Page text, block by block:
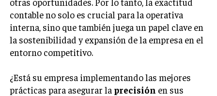
ÉTICA EMPRESARIAL Y RESPONSABILIDAD
SOCIAL
BLOG
Acerca de
contable no solo es crucial para la operativa
interna, sino que también juega un papel clave en
la sostenibilidad y expansión de la empresa en el
entorno competitivo.
¿Está su empresa implementando las mejores
prácticas para asegurar la precisión en sus